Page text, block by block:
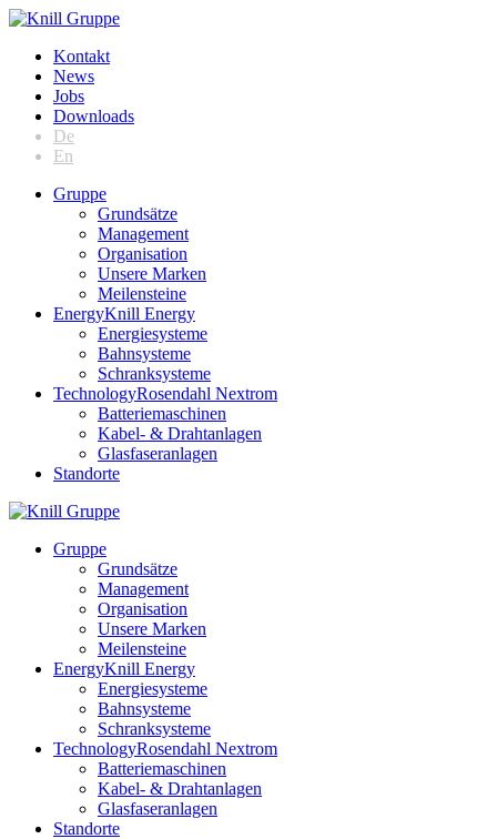
Kontakt
News
Jobs
Downloads
De
En
Gruppe
Grundsätze
Management
Organisation
Unsere Marken
Meilensteine
EnergyKnill Energy
Energiesysteme
Bahnsysteme
Schranksysteme
TechnologyRosendahl Nextrom
Batteriemaschinen
Kabel- & Drahtanlagen
Glasfaseranlagen
Standorte
Gruppe
Grundsätze
Management
Organisation
Unsere Marken
Meilensteine
EnergyKnill Energy
Energiesysteme
Bahnsysteme
Schranksysteme
TechnologyRosendahl Nextrom
Batteriemaschinen
Kabel- & Drahtanlagen
Glasfaseranlagen
Standorte